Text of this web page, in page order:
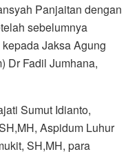
Panjaitan dengan
sebelumnya
Jaksa Agung
Dr Fadil Jumhana,
Sumut Idianto,
Aspidum Luhur
SH,MH, para